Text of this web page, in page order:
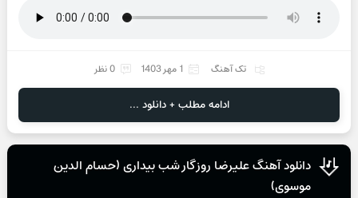
تک آهنگ 1 مهر 1403 0 نظر
ادامه مطلب + دانلود ...
دانلود آهنگ علیرضا روزگار شب بیداری (حسام الدین
موسوی)